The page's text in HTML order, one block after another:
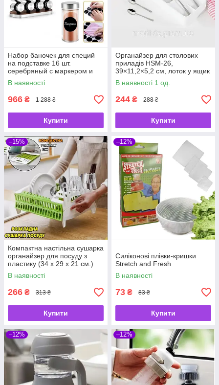
Набор баночек для специй
на подставке 16 шт.
серебряный с маркером и
наклейками | Органайзер
для приправ
В наявності
966 ₴ 1 288 ₴
Купити
Органайзер для столових
приладів HSM-26,
39×11,2×5,2 см, лоток у ящик
В наявності 1 од.
244 ₴ 288 ₴
Купити
–15%
Компактна настільна сушарка
органайзер для посуду з
пластику (34 х 29 х 21 см.)
В наявності
266 ₴ 313 ₴
Купити
–12%
Силіконові плівки-кришки
Stretch and Fresh
В наявності
73 ₴ 83 ₴
Купити
–12% –12%